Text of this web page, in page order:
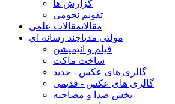
گزارش ها
تقویم نجومی
مقالاتمقالات علمی
مولتی مدیاچند رسانه اي
فیلم و انیمیشن
ساخت ماکت
گالری های عکس - جدید
گالری های عکس - قدیمی
بخش صدا و مصاحبه